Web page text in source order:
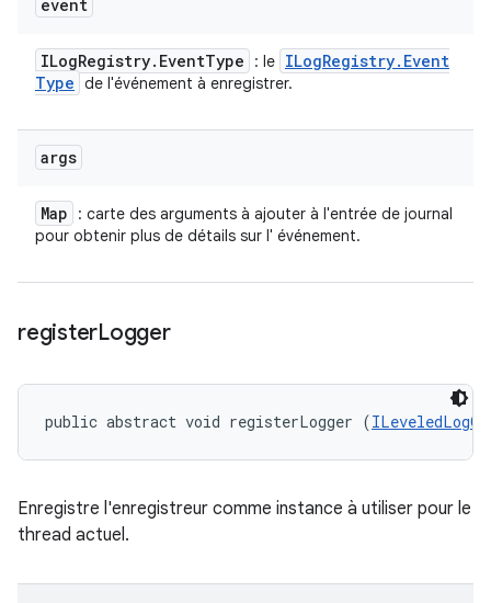
event
ILogRegistry. EventType : le ILogRegistry. Event
Type de l'événement à enregistrer.
args
Map
: carte des arguments à ajouter à l'entrée de journal
pour obtenir plus de détails sur l' événement.
registerLogger
public abstract void registerLogger (
Enregistre l'enregistreur comme instance à utiliser pour le
thread actuel.